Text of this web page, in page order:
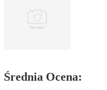
Średnia Ocena: